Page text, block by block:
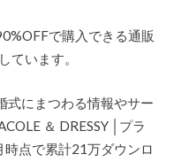
で購入できる通販
ています。
式にまつわる情報やサー
＆ DRESSY │プラ
点で累計21万ダウンロ